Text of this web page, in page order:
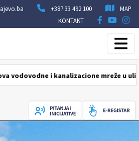
+387 33 492 100
MAP
KONTAKT
i kanalizacione mreže u ulici Humska